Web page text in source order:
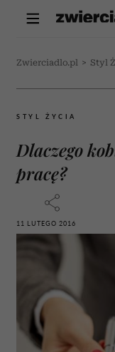
Zwierciadlo.pl > Styl
STYL ŻYCIA
Dlaczego
pracę?
11 LUTEGO 2016